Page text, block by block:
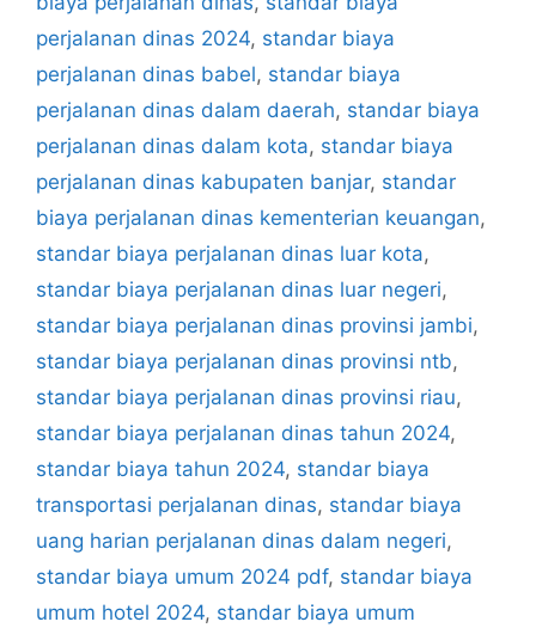
perjalanan dinas 2024, standar biaya
perjalanan dinas babel, standar biaya
perjalanan dinas dalam daerah, standar biaya
perjalanan dinas dalam kota, standar biaya
perjalanan dinas kabupaten banjar, standar
biaya perjalanan dinas kementerian keuangan,
standar biaya perjalanan dinas luar kota,
standar biaya perjalanan dinas luar negeri,
standar biaya perjalanan dinas provinsi jambi,
standar biaya perjalanan dinas provinsi ntb,
standar biaya perjalanan dinas provinsi riau,
standar biaya perjalanan dinas tahun 2024,
standar biaya tahun 2024, standar biaya
transportasi perjalanan dinas, standar biaya
uang harian perjalanan dinas dalam negeri,
standar biaya umum 2024 pdf, standar biaya
umum hotel 2024, standar biaya umum